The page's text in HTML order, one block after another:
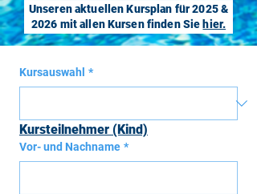
Unseren aktuellen Kursplan für 2025 &
2026 mit allen Kursen finden Sie hier.
Kursauswahl *
Kursteilnehmer (Kind)
Vor- und Nachname *